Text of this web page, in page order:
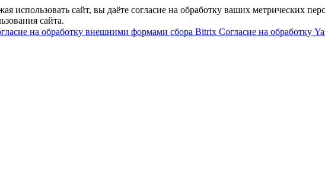
использовать сайт, вы даёте согласие на обработку ваших метрических
сайта.
на обработку внешними формами сбора Bitrix Согласие на обработку